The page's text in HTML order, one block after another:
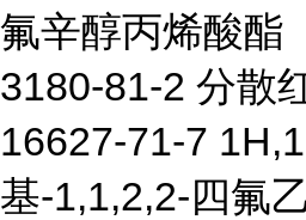
氟辛醇丙烯酸酯
3180-81-2 分散
16627-71-7
基-1,1,2,2-四氟